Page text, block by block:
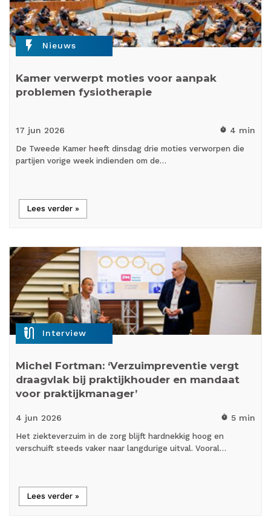
flash_on Nieuws
Kamer verwerpt moties voor aanpak
problemen fysiotherapie
17 jun 2026 timer 4 min
De Tweede Kamer heeft dinsdag drie moties verworpen die
partijen vorige week indienden om de…
Lees verder »
mic_external_on Interview
Michel Fortman: ‘Verzuimpreventie vergt
draagvlak bij praktijkhouder en mandaat
voor praktijkmanager’
4 jun 2026 timer 5 min
Het ziekteverzuim in de zorg blijft hardnekkig hoog en
verschuift steeds vaker naar langdurige uitval. Vooral…
Lees verder »